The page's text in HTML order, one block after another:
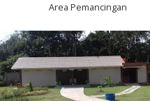
Area Pemancingan